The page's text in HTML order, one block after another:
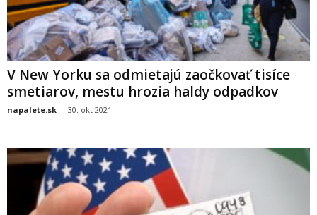
V New Yorku sa odmietajú zaočkovať tisíce
smetiarov, mestu hrozia haldy odpadkov
napalete.sk - 30. okt 2021